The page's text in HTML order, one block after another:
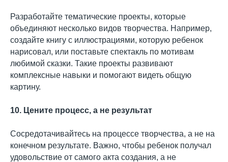
Разработайте тематические проекты, которые
объединяют несколько видов творчества. Например,
создайте книгу с иллюстрациями, которую ребенок
нарисовал, или поставьте спектакль по мотивам
любимой сказки. Такие проекты развивают
комплексные навыки и помогают видеть общую
картину.
10. Цените процесс, а не результат
Сосредотачивайтесь на процессе творчества, а не на
конечном результате. Важно, чтобы ребенок получал
удовольствие от самого акта создания, а не